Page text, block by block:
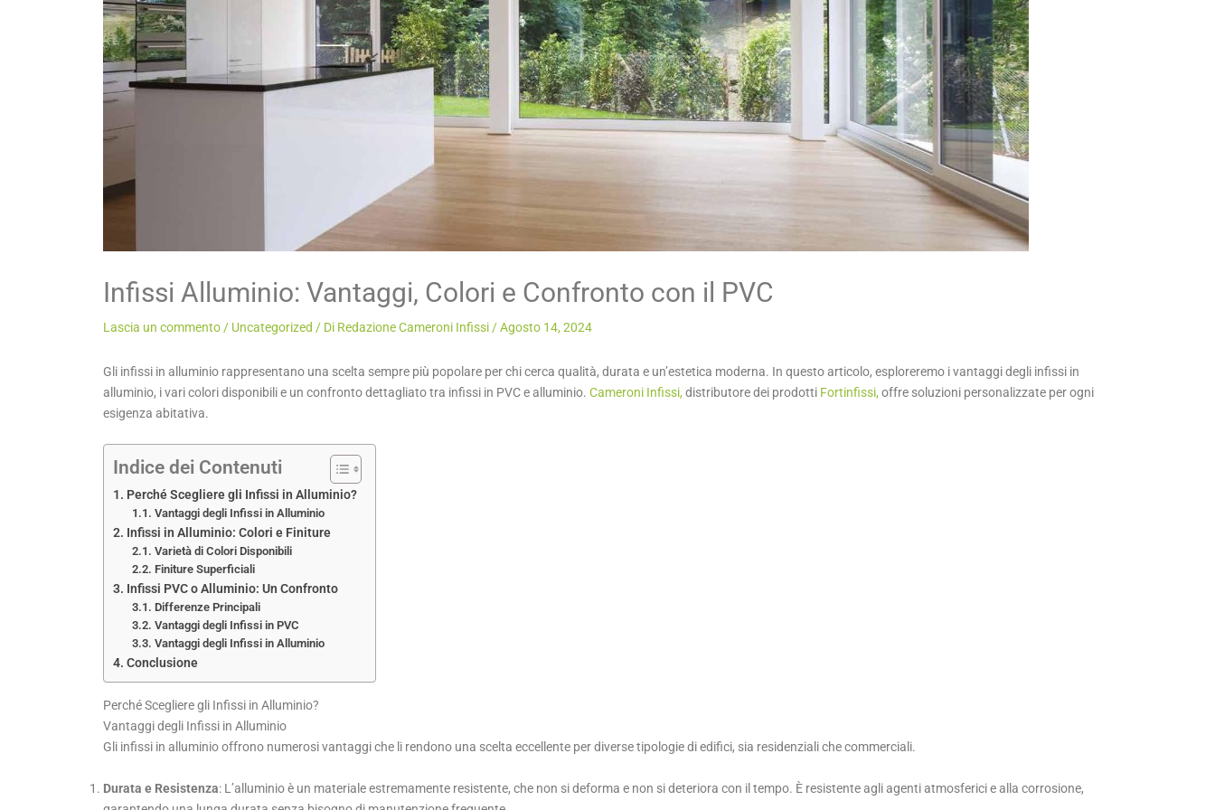
Infissi Alluminio: Vantaggi, Colori e Confronto con il PVC
Lascia un commento / Uncategorized / Di Redazione Cameroni Infissi /Agosto 14, 2024
Gli infissi in alluminio rappresentano una scelta sempre più popolare per chi cerca qualità, durata e un’estetica moderna. In questo articolo, esploreremo i vantaggi degli infissi in
alluminio, i vari colori disponibili e un confronto dettagliato tra infissi in PVC e alluminio. Cameroni Infissi, distributore dei prodotti Fortinfissi, offre soluzioni personalizzate per ogni
esigenza abitativa.
Indice dei Contenuti
Perché Scegliere gli Infissi in Alluminio?
Vantaggi degli Infissi in Alluminio
Infissi in Alluminio: Colori e Finiture
Varietà di Colori Disponibili
Finiture Superficiali
Infissi PVC o Alluminio: Un Confronto
Differenze Principali
Vantaggi degli Infissi in PVC
Vantaggi degli Infissi in Alluminio
Conclusione
Perché Scegliere gli Infissi in Alluminio?
Vantaggi degli Infissi in Alluminio
Gli infissi in alluminio offrono numerosi vantaggi che li rendono una scelta eccellente per diverse tipologie di edifici, sia residenziali che commerciali.
Durata e Resistenza: L’alluminio è un materiale estremamente resistente, che non si deforma e non si deteriora con il tempo. È resistente agli agenti atmosferici e alla corrosione,